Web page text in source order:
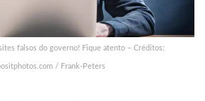
falsos do governo! Fique atento – Créditos:
/ Frank-Peters